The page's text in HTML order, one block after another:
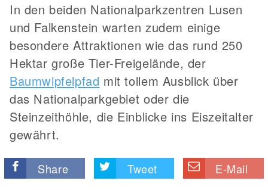
In den beiden Nationalparkzentren Lusen
und Falkenstein warten zudem einige
besondere Attraktionen wie das rund 250
Hektar große Tier-Freigelände, der
Baumwipfelpfad mit tollem Ausblick über
das Nationalparkgebiet oder die
Steinzeithöhle, die Einblicke ins Eiszeitalter
gewährt.
Share Tweet E-Mail